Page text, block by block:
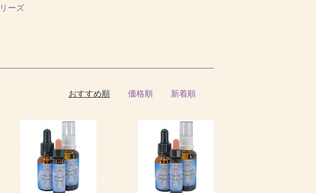
ーズ
おすすめ順 価格順 新着順